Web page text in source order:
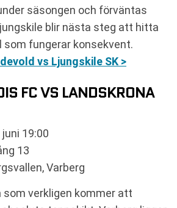
säsongen och förväntas
blir nästa steg att hitta
som fungerar konsekvent.
vs Ljungskile SK >
FC VS LANDSKRONA
19:00
13
Varberg
som verkligen kommer att